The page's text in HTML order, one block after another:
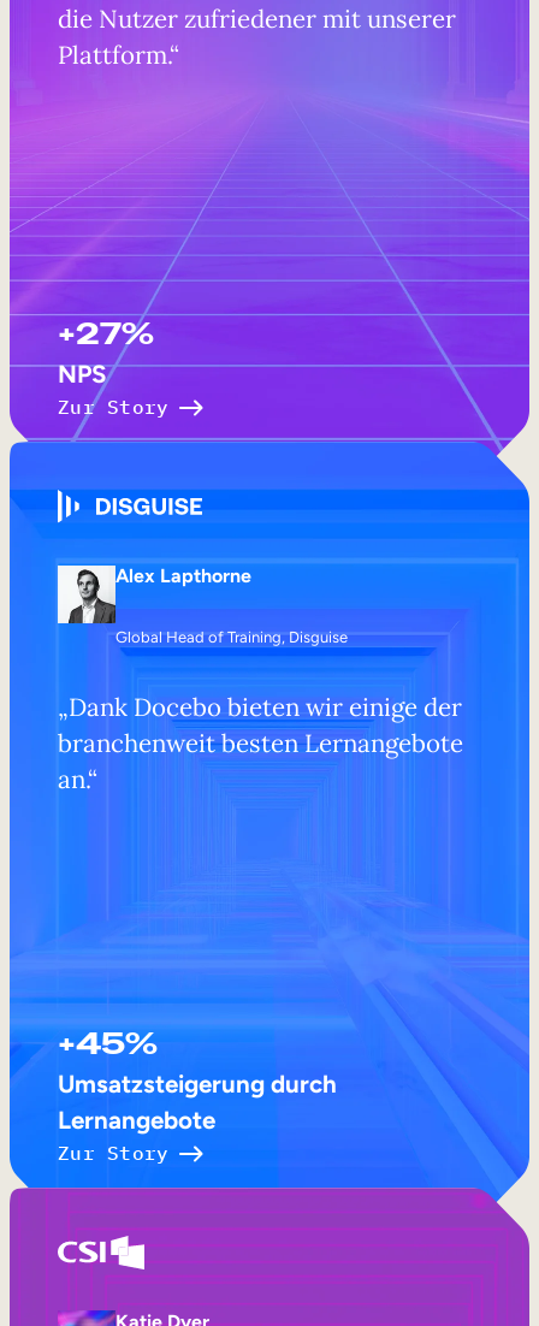
die Nutzer zufriedener mit unserer
Plattform.“
+27%
NPS
Zur Story
Alex Lapthorne
Global Head of Training, Disguise
„Dank Docebo bieten wir einige der
branchenweit besten Lernangebote
an.“
+45%
Umsatzsteigerung durch
Lernangebote
Zur Story
Katie Dyer